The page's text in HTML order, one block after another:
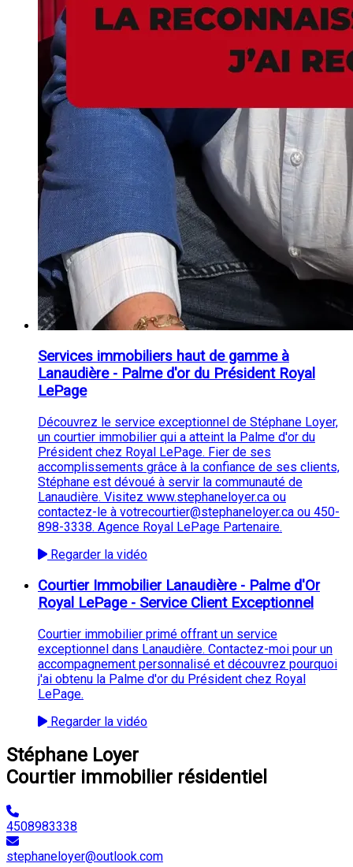
Services immobiliers haut de gamme à
Lanaudière - Palme d'or du Président Royal
LePage
Découvrez le service exceptionnel de Stéphane Loyer,
un courtier immobilier qui a atteint la Palme d'or du
Président chez Royal LePage. Fier de ses
accomplissements grâce à la confiance de ses clients,
Stéphane est dévoué à servir la communauté de
Lanaudière. Visitez www.stephaneloyer.ca ou
contactez-le à votrecourtier@stephaneloyer.ca ou 450-
898-3338. Agence Royal LePage Partenaire.
Regarder la vidéo
Courtier Immobilier Lanaudière - Palme d'Or
Royal LePage - Service Client Exceptionnel
Courtier immobilier primé offrant un service
exceptionnel dans Lanaudière. Contactez-moi pour un
accompagnement personnalisé et découvrez pourquoi
j'ai obtenu la Palme d'or du Président chez Royal
LePage.
Regarder la vidéo
Stéphane Loyer
Courtier immobilier résidentiel
4508983338
stephaneloyer@outlook.com